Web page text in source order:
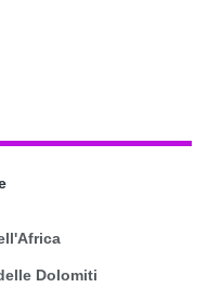
Dolomiti